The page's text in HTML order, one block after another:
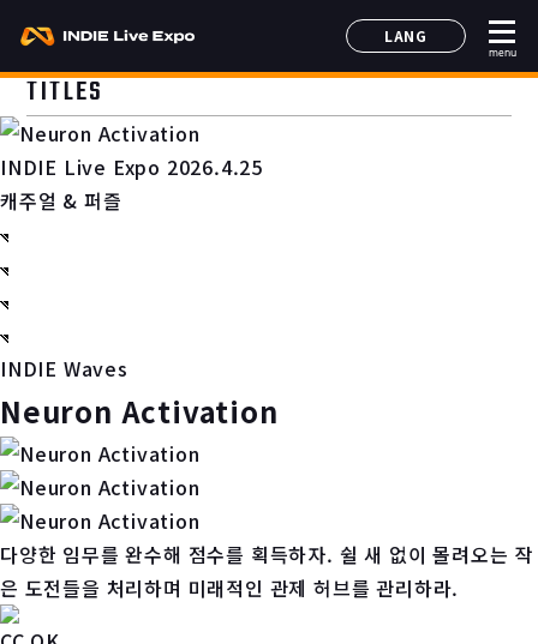
LANG
日本語
menu
TITLES
INDIE Live Expo 2026.4.25
캐주얼 & 퍼즐
INDIE Waves
Neuron Activation
다양한 임무를 완수해 점수를 획득하자. 쉴 새 없이 몰려오는 작
은 도전들을 처리하며 미래적인 관제 허브를 관리하라.